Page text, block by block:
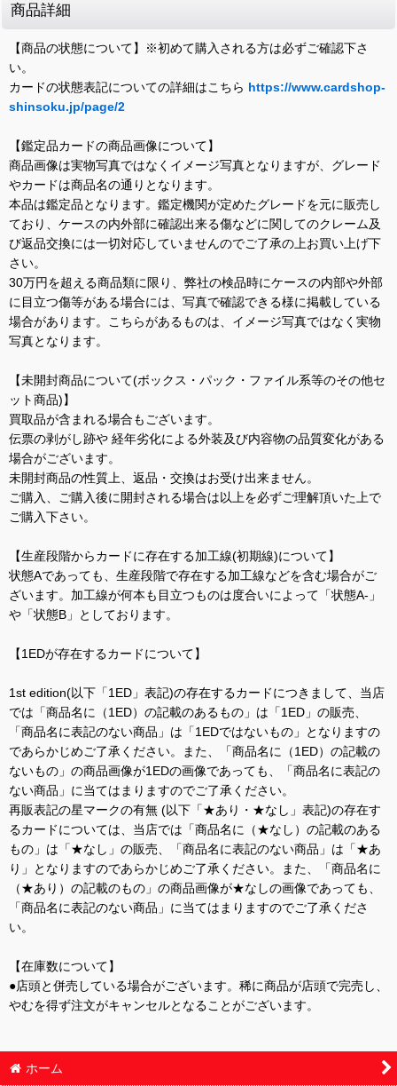
商品詳細
【商品の状態について】※初めて購入される方は必ずご確認下さ
い。
カードの状態表記についての詳細はこちら https://www.cardshop-
shinsoku.jp/page/2
【鑑定品カードの商品画像について】
商品画像は実物写真ではなくイメージ写真となりますが、グレード
やカードは商品名の通りとなります。
本品は鑑定品となります。鑑定機関が定めたグレードを元に販売し
ており、ケースの内外部に確認出来る傷などに関してのクレーム及
び返品交換には一切対応していませんのでご了承の上お買い上げ下
さい。
30万円を超える商品類に限り、弊社の検品時にケースの内部や外部
に目立つ傷等がある場合には、写真で確認できる様に掲載している
場合があります。こちらがあるものは、イメージ写真ではなく実物
写真となります。
【未開封商品について(ボックス・パック・ファイル系等のその他セ
ット商品)】
買取品が含まれる場合もございます。
伝票の剥がし跡や 経年劣化による外装及び内容物の品質変化がある
場合がございます。
未開封商品の性質上、返品・交換はお受け出来ません。
ご購入、ご購入後に開封される場合は以上を必ずご理解頂いた上で
ご購入下さい。
【生産段階からカードに存在する加工線(初期線)について】
状態Aであっても、生産段階で存在する加工線などを含む場合がご
ざいます。加工線が何本も目立つものは度合いによって「状態A-」
や「状態B」としております。
【1EDが存在するカードについて】
1st edition(以下「1ED」表記)の存在するカードにつきまして、当店
では「商品名に（1ED）の記載のあるもの」は「1ED」の販売、
「商品名に表記のない商品」は「1EDではないもの」となりますの
であらかじめご了承ください。また、「商品名に（1ED）の記載の
ないもの」の商品画像が1EDの画像であっても、「商品名に表記の
ない商品」に当てはまりますのでご了承ください。
再販表記の星マークの有無 (以下「★あり・★なし」表記)の存在す
るカードについては、当店では「商品名に（★なし）の記載のある
もの」は「★なし」の販売、「商品名に表記のない商品」は「★あ
り」となりますのであらかじめご了承ください。また、「商品名に
（★あり）の記載のもの」の商品画像が★なしの画像であっても、
「商品名に表記のない商品」に当てはまりますのでご了承くださ
い。
【在庫数について】
●店頭と併売している場合がございます。稀に商品が店頭で完売し、
やむを得ず注文がキャンセルとなることがございます。
ホーム